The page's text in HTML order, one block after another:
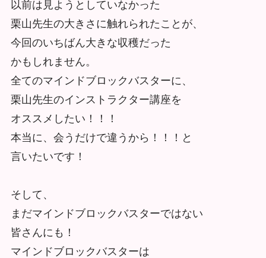
以前は見ようとしていなかった
栗山先生の大きさに触れられたことが、
今回のいちばん大きな収穫だった
かもしれません。
全てのマインドブロックバスターに、
栗山先生のインストラクター講座を
オススメしたい！！！
本当に、会うだけで違うから！！！と
言いたいです！
そして、
まだマインドブロックバスターではない
皆さんにも！
マインドブロックバスターは